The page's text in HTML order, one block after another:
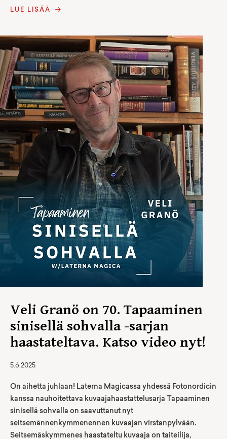
LUE LISÄÄ
Veli Granö on 70. Tapaaminen
sinisellä sohvalla -sarjan
haastateltava. Katso video nyt!
5.6.2025
On aihetta juhlaan! Laterna Magicassa yhdessä Fotonordicin
kanssa nauhoitettava kuvaajahaastattelusarja Tapaaminen
sinisellä sohvalla on saavuttanut nyt
seitsemännenkymmenennen kuvaajan virstanpylvään.
Seitsemäskymmenes haastateltu kuvaaja on taiteilija,